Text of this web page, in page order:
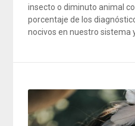
insecto o diminuto animal
porcentaje de los
nocivos en nuestro sistema